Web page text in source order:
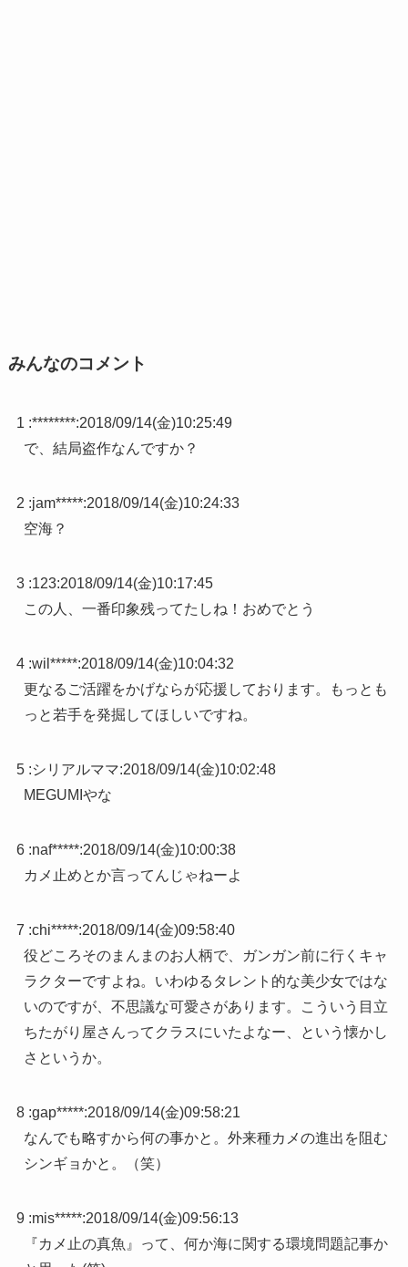
みんなのコメント
1 :********:2018/09/14(金)10:25:49
で、結局盗作なんですか？
2 :jam*****:2018/09/14(金)10:24:33
空海？
3 :123:2018/09/14(金)10:17:45
この人、一番印象残ってたしね！おめでとう
4 :wil*****:2018/09/14(金)10:04:32
更なるご活躍をかげならが応援しております。もっとも
っと若手を発掘してほしいですね。
5 :シリアルママ:2018/09/14(金)10:02:48
MEGUMIやな
6 :naf*****:2018/09/14(金)10:00:38
カメ止めとか言ってんじゃねーよ
7 :chi*****:2018/09/14(金)09:58:40
役どころそのまんまのお人柄で、ガンガン前に行くキャ
ラクターですよね。いわゆるタレント的な美少女ではな
いのですが、不思議な可愛さがあります。こういう目立
ちたがり屋さんってクラスにいたよなー、という懐かし
さというか。
8 :gap*****:2018/09/14(金)09:58:21
なんでも略すから何の事かと。外来種カメの進出を阻む
シンギョかと。（笑）
9 :mis*****:2018/09/14(金)09:56:13
『カメ止の真魚』って、何か海に関する環境問題記事か